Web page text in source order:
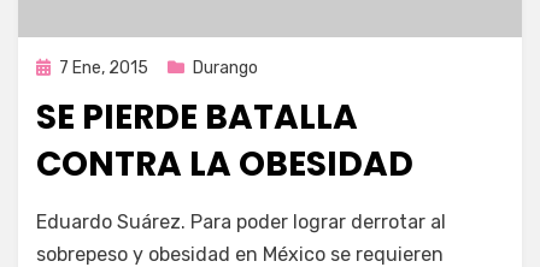
Publicada
7 Ene, 2015 Durango
SE PIERDE BATALLA
CONTRA LA OBESIDAD
Enrique
Eduardo Suárez. Para poder lograr derrotar al
sobrepeso y obesidad en México se requieren